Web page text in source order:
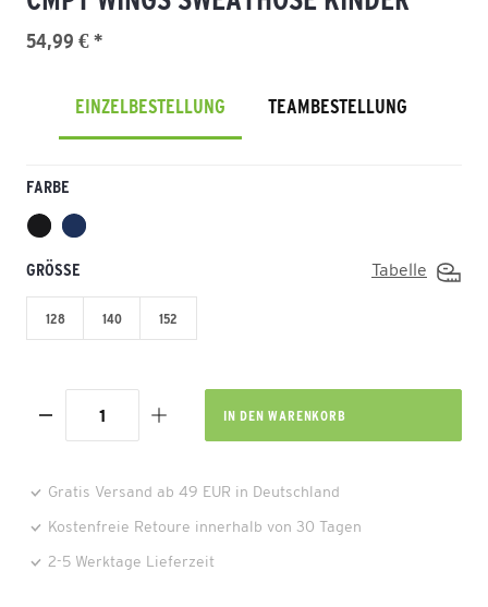
54,99 € *
EINZELBESTELLUNG TEAMBESTELLUNG
FARBE
GRÖSSE Tabelle
128 140 152
IN DEN WARENKORB
Gratis Versand ab 49 EUR in Deutschland
Kostenfreie Retoure innerhalb von 30 Tagen
2-5 Werktage Lieferzeit